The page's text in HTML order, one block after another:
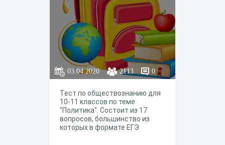
03.04.2020 2113 0
Тест по обществознанию для
10-11 классов по теме
"Политика". Состоит из 17
вопросов, большинство из
которых в формате ЕГЭ